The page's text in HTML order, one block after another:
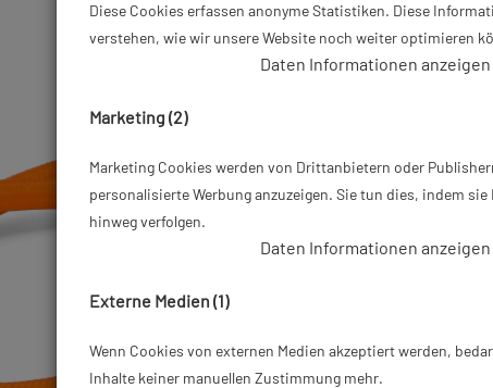
Miflex
orange
Diese Cookies erfassen anonyme Statistiken. Diese
verstehen, wie wir unsere Website noch weiter optimieren
Daten Informationen anzeigen
Marketing (2)
Marketing Cookies werden von Drittanbietern oder
personalisierte Werbung anzuzeigen. Sie tun dies, indem sie
hinweg verfolgen.
Daten Informationen anzeigen
Externe Medien (1)
Wenn Cookies von externen Medien akzeptiert werden,
Inhalte keiner manuellen Zustimmung mehr.